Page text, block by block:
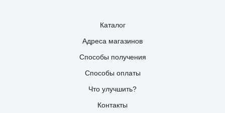
Каталог
Адреса магазинов
Способы получения
Способы оплаты
Что улучшить?
Контакты